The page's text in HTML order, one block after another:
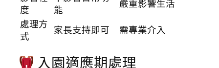
度
能
嚴重影響生活
處理方
式
家長支持即可 需專業介入
入園適應期處理